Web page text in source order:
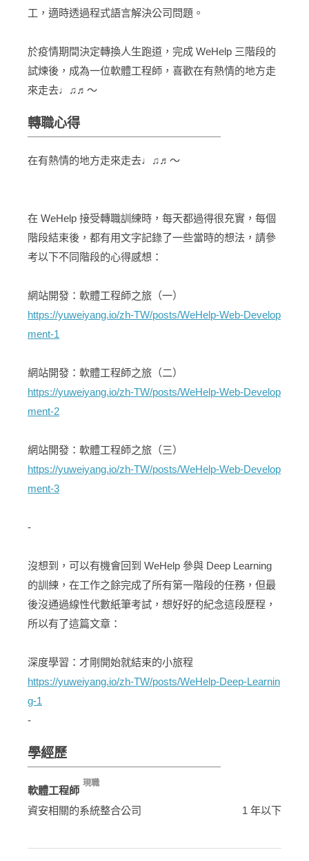
工，適時透過程式語言解決公司問題。
於疫情期間決定轉換人生跑道，完成 WeHelp 三階段的
試煉後，成為一位軟體工程師，喜歡在有熱情的地方走
來走去♩♫♬～
轉職心得
在有熱情的地方走來走去♩♫♬～
在 WeHelp 接受轉職訓練時，每天都過得很充實，每個
階段結束後，都有用文字記錄了一些當時的想法，請參
考以下不同階段的心得感想：
網站開發：軟體工程師之旅（一）
https://yuweiyang.io/zh-TW/posts/WeHelp-Web-Develop
ment-1
網站開發：軟體工程師之旅（二）
https://yuweiyang.io/zh-TW/posts/WeHelp-Web-Develop
ment-2
網站開發：軟體工程師之旅（三）
https://yuweiyang.io/zh-TW/posts/WeHelp-Web-Develop
ment-3
-
沒想到，可以有機會回到 WeHelp 參與 Deep Learning
的訓練，在工作之餘完成了所有第一階段的任務，但最
後沒通過線性代數紙筆考試，想好好的紀念這段歷程，
所以有了這篇文章：
深度學習：才剛開始就結束的小旅程
https://yuweiyang.io/zh-TW/posts/WeHelp-Deep-Learnin
g-1
-
學經歷
軟體工程師
現職
資安相關的系統整合公司 1 年以下